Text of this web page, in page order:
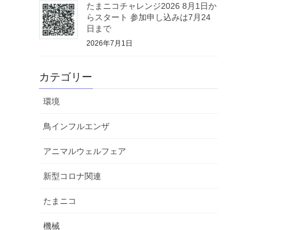
たまニコチャレンジ2026 8月1日か
らスタート 参加申し込みは7月24
日まで
2026年7月1日
カテゴリー
環境
鳥インフルエンザ
アニマルウェルフェア
新型コロナ関連
たまニコ
機械